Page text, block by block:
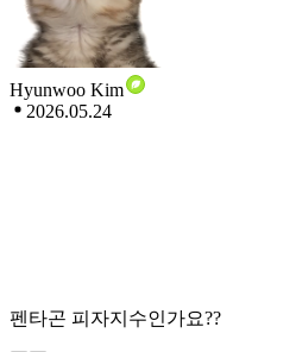
Hyunwoo Kim
2026.05.24
펜타곤 피자지수인가요??